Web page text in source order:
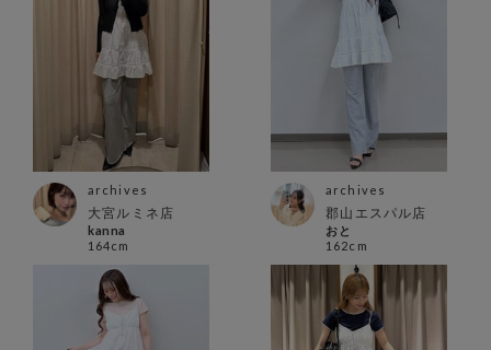
archives
大宮ルミネ店
kanna
164cm
archives
郡山エスパル店
おと
162cm